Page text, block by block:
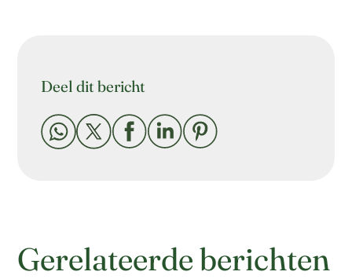
Deel dit bericht
    
Gerelateerde berichten